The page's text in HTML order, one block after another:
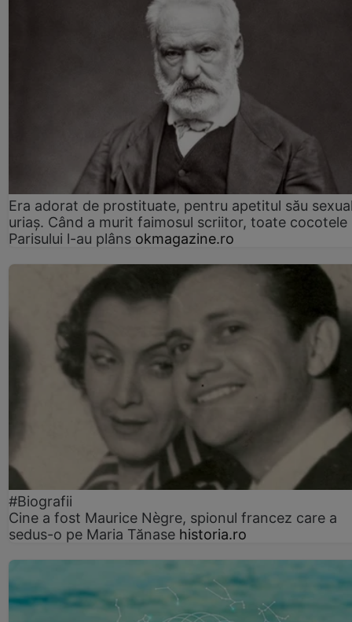
Era adorat de prostituate, pentru apetitul său
uriaș. Când a murit faimosul scriitor, toate cocotele
Parisului l-au plâns okmagazine.ro
#Biografii
Cine a fost Maurice Nègre, spionul francez care a
sedus-o pe Maria Tănase historia.ro